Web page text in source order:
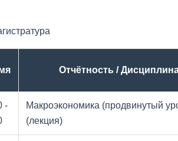
Отчётность /
-
Макроэкономика (продвинутый
(лекция)